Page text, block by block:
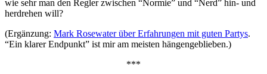
wie sehr man den Regler zwischen “Normie” und “Nerd” hin- und
herdrehen will?
(Ergänzung: Mark Rosewater über Erfahrungen mit guten Partys.
“Ein klarer Endpunkt” ist mir am meisten hängengeblieben.)
***